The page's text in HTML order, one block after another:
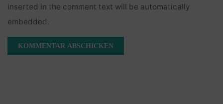
inserted in the comment text will be automatically
embedded.